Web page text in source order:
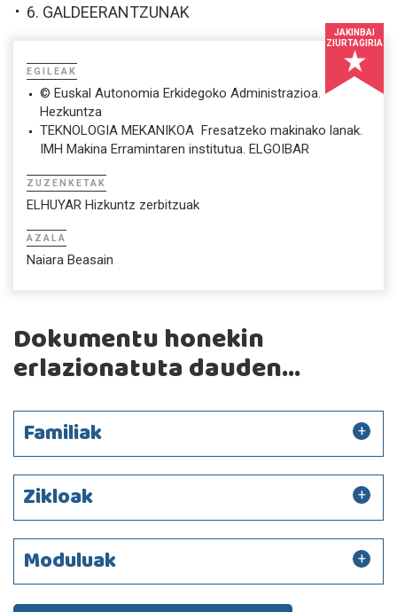
6. GALDEERANTZUNAK
JAKINBAI
ZIURTAGIRIA
EGILEAK
© Euskal Autonomia Erkidegoko Administrazioa.
Hezkuntza
TEKNOLOGIA MEKANIKOA  Fresatzeko makinako lanak.
IMH Makina Erramintaren institutua. ELGOIBAR
ZUZENKETAK
ELHUYAR Hizkuntz zerbitzuak
AZALA
Naiara Beasain
Dokumentu honekin
erlazionatuta dauden...
Familiak
Zikloak
Moduluak